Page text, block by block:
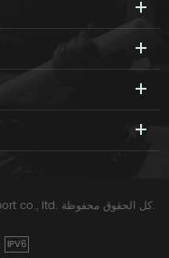
© China xinxing guangzhou import & export co., ltd. كل الحقوق محفوظة.
IPV6